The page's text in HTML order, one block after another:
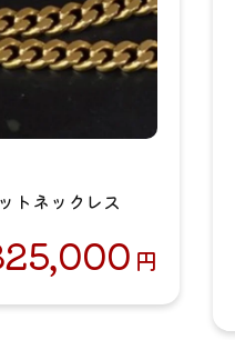
トネックレス
円